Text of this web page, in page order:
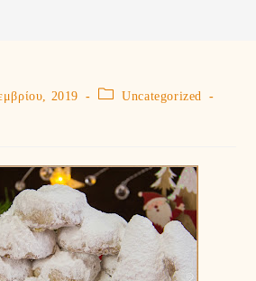
2019
Uncategorized